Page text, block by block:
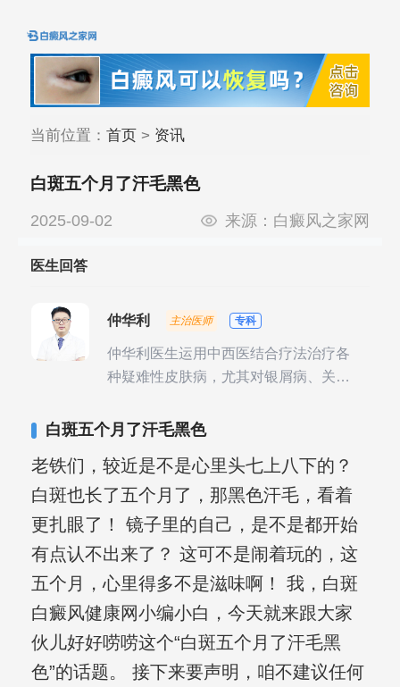
当前位置： 首页> 资讯
白斑五个月了汗毛黑色
2025-09-02 来源： 白癜风之家网
医生回答
仲华利 主治医师 专科
仲华利医生运用中西医结合疗法治疗各
种疑难性皮肤病，尤其对银屑病、关节
白斑五个月了汗毛黑色
老铁们，较近是不是心里头七上八下的？
白斑也长了五个月了，那黑色汗毛，看着
更扎眼了！ 镜子里的自己，是不是都开始
有点认不出来了？ 这可不是闹着玩的，这
五个月，心里得多不是滋味啊！ 我，白斑
白癜风健康网小编小白，今天就来跟大家
伙儿好好唠唠这个“白斑五个月了汗毛黑
色”的话题。 接下来要声明，咱不建议任何